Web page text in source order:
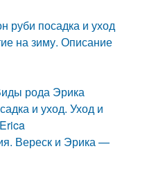
руби посадка и уход
на зиму. Описание
рода Эрика
и уход. Уход и
Вереск и Эрика —